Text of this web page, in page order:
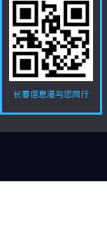
长春信息港与您同行